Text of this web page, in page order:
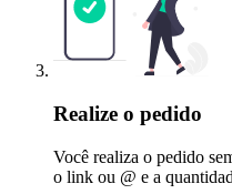
Realize o pedido
Você realiza o pedido
o link ou @ e a